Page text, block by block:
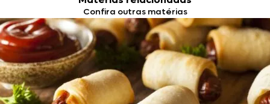
Confira outras matérias